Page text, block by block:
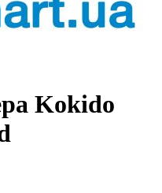
Kokido